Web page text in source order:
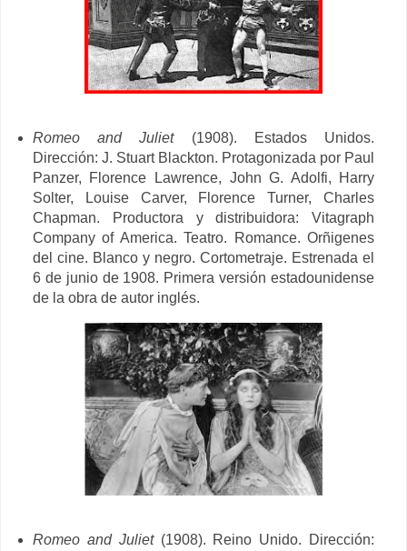
Romeo and Juliet(1908). Estados Unidos.
Dirección: J. Stuart Blackton. Protagonizada por Paul
Panzer,
Florence Lawrence, John G. Adolfi, Harry
Solter, Louise Carver, Florence Turner, Charles
Chapman. Productora y distribuidora: Vitagraph
Company of America. Teatro. Romance. Orñigenes
del cine. Blanco y negro. Cortometraje. Estrenada el
6 de junio de 1908. Primera versión estadounidense
de la obra de autor inglés.
Romeo and Juliet(1908). Reino Unido. Dirección: